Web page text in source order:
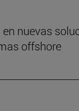
en nuevas
offshore